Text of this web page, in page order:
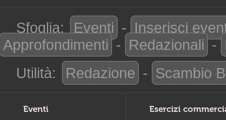
Sfoglia: Eventi - Inserisci
Approfondimenti - Redazionali -
Utilità:
Redazione - Scambio
Eventi Esercizi